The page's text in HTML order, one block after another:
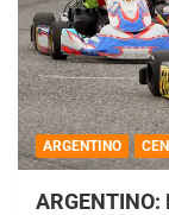
ARGENTINO